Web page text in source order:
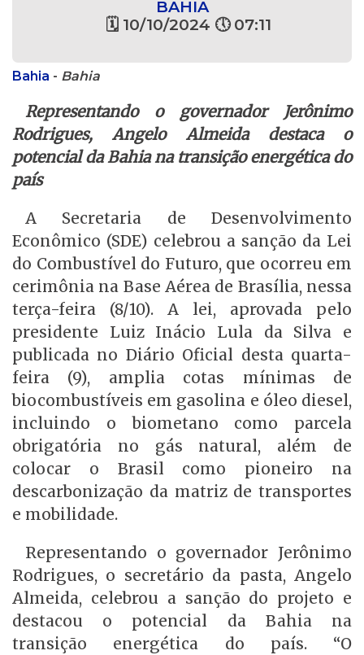
BAHIA
🗓 10/10/2024 🕔 07:11
Bahia - Bahia
Representando o governador Jerônimo
Rodrigues, Angelo Almeida destaca o
potencial da Bahia na transição energética do
país
A Secretaria de Desenvolvimento
Econômico (SDE) celebrou a sanção da Lei
do Combustível do Futuro, que ocorreu em
cerimônia na Base Aérea de Brasília, nessa
terça-feira (8/10). A lei, aprovada pelo
presidente Luiz Inácio Lula da Silva e
publicada no Diário Oficial desta quarta-
feira (9), amplia cotas mínimas de
biocombustíveis em gasolina e óleo diesel,
incluindo o biometano como parcela
obrigatória no gás natural, além de
colocar o Brasil como pioneiro na
descarbonização da matriz de transportes
e mobilidade.
Representando o governador Jerônimo
Rodrigues, o secretário da pasta, Angelo
Almeida, celebrou a sanção do projeto e
destacou o potencial da Bahia na
transição energética do país. “O